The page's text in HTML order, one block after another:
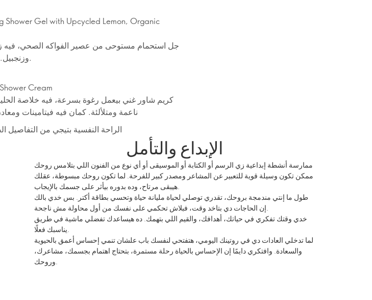
Shower Gel with Upcycled Lemon, Organic
جل استحمام مستوحى من عصير الفواكه الصحي، فيه
وزنجبيل. بيصحصح الجسم ويدّيه طاقة وانتعاش.
Cream
كريم شاور غني بيعمل رغوة بسرعة، فيه خلاصة
ناعمة ومتلألئة. كمان فيه فيتامينات
الراحة النفسية بتيجي من
الإبداع والتأمل
ممارسة أنشطة إبداعية زي الرسم أو الكتابة أو الموسيقى أو أي نوع من الفنون اللي بتلامس روحك
ممكن تكون وسيلة قوية للتعبير عن المشاعر ومصدر كبير للفرحة. لما تكون روحك مبسوطة، عقلك
هيبقى مرتاح، وده بدوره بيأثر على جسمك بالإيجاب.
طول ما إنتي مندمجة بروحك، تقدري توصلي لحياة مليانة حياة وتحسي بطاقة أكتر. بس خدي بالك
إن الحاجات دي بتاخد وقت، فبلاش تحكمي على نفسك من أول محاولة مش ناجحة.
خدي وقتك تفكري في حياتك، أهدافك، والقيم اللي بتهمك. ده هيساعدك تفضلي ماشية في طريق
يناسبك فعلًا.
لما تدخلي العادات دي في روتينك اليومي، هتفتحي لنفسك باب علشان تنمي إحساس أعمق بالحيوية
والسعادة. وافتكري دايمًا إن الإحساس بالحياة رحلة مستمرة، بتحتاج اهتمام بجسمك، مشاعرك،
وروحك.